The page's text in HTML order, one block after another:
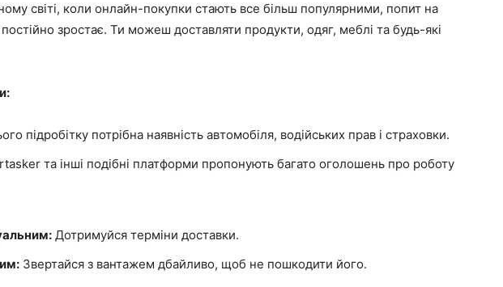
світі, коли онлайн-покупки стають все більш популярними, попит на
зростає. Ти можеш доставляти продукти, одяг, меблі та будь-які
підробітку потрібна наявність автомобіля, водійських прав і страховки.
та інші подібні платформи пропонують багато оголошень про роботу
Дотримуйся терміни доставки.
Звертайся з вантажем дбайливо, щоб не пошкодити його.